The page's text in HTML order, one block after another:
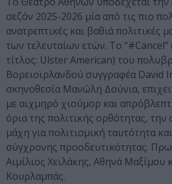
σεζόν 2025-2026 μία από τις πιο
ανατρεπτικές και βαθιά πολιτικές
των τελευταίων ετών. Το
τίτλος: Ulster American) του
Βορειοϊρλανδού συγγραφέα David
σκηνοθεσία Μανώλη Δούνια,
με αιχμηρό χιούμορ και
όρια της πολιτικής ορθότητας,
μάχη για πολιτισμική ταυτότητα
σύγχρονης προοδευτικότητας.
Αιμίλιος Χειλάκης, Αθηνά Μαξίμου
Κουρλαμπάς.